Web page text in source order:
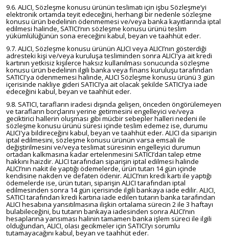
9.6. ALICI, Sözleşme konusu ürünün teslimatı için işbu Sözleşme’yi
elektronik ortamda teyit edeceğini, herhangi bir nedenle sözleşme
konusu ürün bedelinin ödenmemesi ve/veya banka kayıtlarında iptal
edilmesi halinde, SATICI’nın sözleşme konusu ürünü teslim
yükümlülüğünün sona ereceğini kabul, beyan ve taahhüt eder.
9.7. ALICI, Sözleşme konusu ürünün ALICI veya ALICI’nın gösterdiği
adresteki kişi ve/veya kuruluşa tesliminden sonra ALICI'ya ait kredi
kartının yetkisiz kişilerce haksız kullanılması sonucunda sözleşme
konusu ürün bedelinin ilgili banka veya finans kuruluşu tarafından
SATICI'ya ödenmemesi halinde, ALICI Sözleşme konusu ürünü 3 gün
içerisinde nakliye gideri SATICI’ya ait olacak şekilde SATICI’ya iade
edeceğini kabul, beyan ve taahhüt eder.
9.8. SATICI, tarafların iradesi dışında gelişen, önceden öngörülemeyen
ve tarafların borçlarını yerine getirmesini engelleyici ve/veya
geciktirici hallerin oluşması gibi mücbir sebepler halleri nedeni ile
sözleşme konusu ürünü süresi içinde teslim edemez ise, durumu
ALICI'ya bildireceğini kabul, beyan ve taahhüt eder. ALICI da siparişin
iptal edilmesini, sözleşme konusu ürünün varsa emsali ile
değiştirilmesini ve/veya teslimat süresinin engelleyici durumun
ortadan kalkmasına kadar ertelenmesini SATICI’dan talep etme
hakkını haizdir. ALICI tarafından siparişin iptal edilmesi halinde
ALICI’nın nakit ile yaptığı ödemelerde, ürün tutarı 14 gün içinde
kendisine nakden ve defaten ödenir. ALICI’nın kredi kartı ile yaptığı
ödemelerde ise, ürün tutarı, siparişin ALICI tarafından iptal
edilmesinden sonra 14 gün içerisinde ilgili bankaya iade edilir. ALICI,
SATICI tarafından kredi kartına iade edilen tutarın banka tarafından
ALICI hesabına yansıtılmasına ilişkin ortalama sürecin 2 ile 3 haftayı
bulabileceğini, bu tutarın bankaya iadesinden sonra ALICI’nın
hesaplarına yansıması halinin tamamen banka işlem süreci ile ilgili
olduğundan, ALICI, olası gecikmeler için SATICI’yı sorumlu
tutamayacağını kabul, beyan ve taahhüt eder.